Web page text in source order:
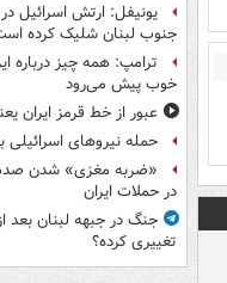
جنوب لبنان شلیک کرده
ترامپ: همه چیز درباره
خوب پیش می‌رود
عبور از خط قرمز ایران
حمله نیروهای
«ضربه مغزی» شدن
در حملات ایران
جنگ در جبهه لبنان بعد
تغییری کرده؟